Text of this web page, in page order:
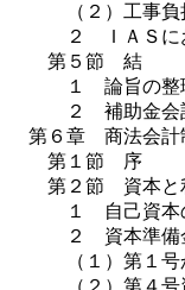
（２）工事負
２ ＩＡＳにお
第５節 結
１ 論旨の整
２ 補助金会計
第６章 商法会計
第１節 序
第２節 資本と利
１ 自己資本の
２ 資本準備
（１）第１号か